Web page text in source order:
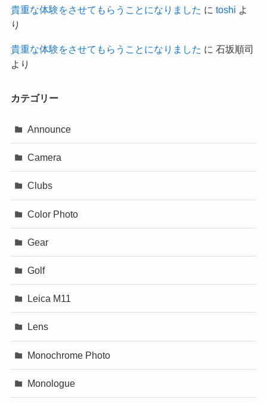
貴重な体験をさせてもらうことになりました に toshi よ
り
貴重な体験をさせてもらうことになりました に 石坂順司
より
カテゴリー
Announce
Camera
Clubs
Color Photo
Gear
Golf
Leica M11
Lens
Monochrome Photo
Monologue